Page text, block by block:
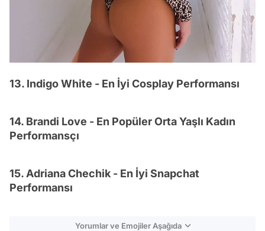
13. Indigo White - En İyi Cosplay Performansı
14. Brandi Love - En Popüler Orta Yaşlı Kadın
Performansçı
15. Adriana Chechik - En İyi Snapchat
Performansı
Yorumlar ve Emojiler Aşağıda